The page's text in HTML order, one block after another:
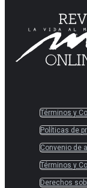
Términos y
Políticas de
Convenio de
Términos y
Derechos